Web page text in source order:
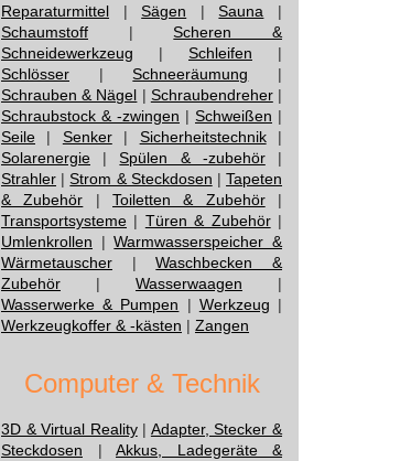
Reparaturmittel |Sägen |Sauna |
Schaumstoff |Scheren &
Schneidewerkzeug | Schleifen |
Schlösser |Schneeräumung |
Schrauben & Nägel | Schraubendreher|
Schraubstock & -zwingen | Schweißen |
Seile | Senker| Sicherheitstechnik|
Solarenergie |Spülen & -zubehör|
Strahler |Strom & Steckdosen |Tapeten
& Zubehör |Toiletten & Zubehör|
Transportsysteme | Türen & Zubehör|
Umlenkrollen |Warmwasserspeicher &
Wärmetauscher |Waschbecken &
Zubehör | Wasserwaagen |
Wasserwerke & Pumpen | Werkzeug |
Werkzeugkoffer & -kästen | Zangen
Computer & Technik
3D & Virtual Reality| Adapter, Stecker &
Steckdosen | Akkus, Ladegeräte &